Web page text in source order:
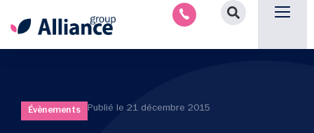
Évènements Publié le 21 décembre 2015